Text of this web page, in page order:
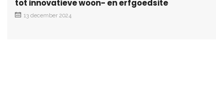
tot innovatieve woon- en erfgoedsite
13 december 2024